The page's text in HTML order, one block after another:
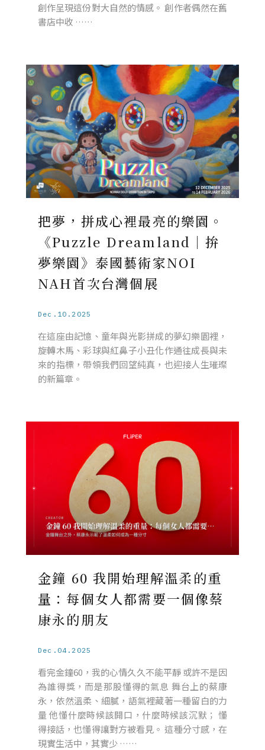
創作呈現這份對大自然的情感。 創作者偶然在舊
書店中收 ……
把夢，拼成心裡最亮的樂園。
《Puzzle Dreamland｜拚
夢樂園》泰國藝術家NOI
NAH首次台灣個展
Dec.10.2025
在這座由記憶、童年與光影拼成的夢幻樂園裡，
旋轉木馬、彩球與紅鼻子小丑化作通往成長與未
來的指標，帶領我們回望純真，也迎接人生璀璨
的新篇章。
金鐘 60 我開始理解溫柔的重
量：每個女人都需要一個像蔡
康永的朋友
Dec.04.2025
看完金鐘60，我的心情久久不能平靜 或許不是因
為誰得獎，而是那股懂得的氣息 舞台上的蔡康
永，依然溫柔、細膩，語氣裡藏著一種留白的力
量 他懂什麼時候該開口，什麼時候該沉默； 懂
得接話，也懂得讓對方被看見。 這種分寸感，在
現實生活中，其實少 ……